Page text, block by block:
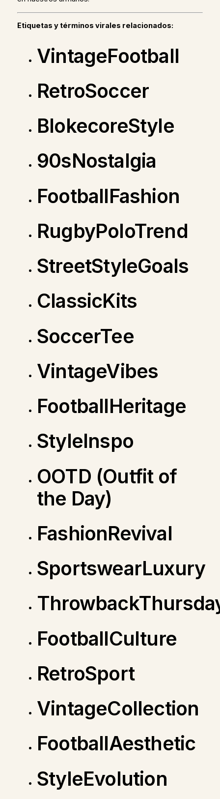
Etiquetas y términos virales relacionados:
VintageFootball
RetroSoccer
BlokecoreStyle
90sNostalgia
FootballFashion
RugbyPoloTrend
StreetStyleGoals
ClassicKits
SoccerTee
VintageVibes
FootballHeritage
StyleInspo
OOTD (Outfit of
the Day)
FashionRevival
SportswearLuxury
FootballCulture
RetroSport
VintageCollection
FootballAesthetic
StyleEvolution